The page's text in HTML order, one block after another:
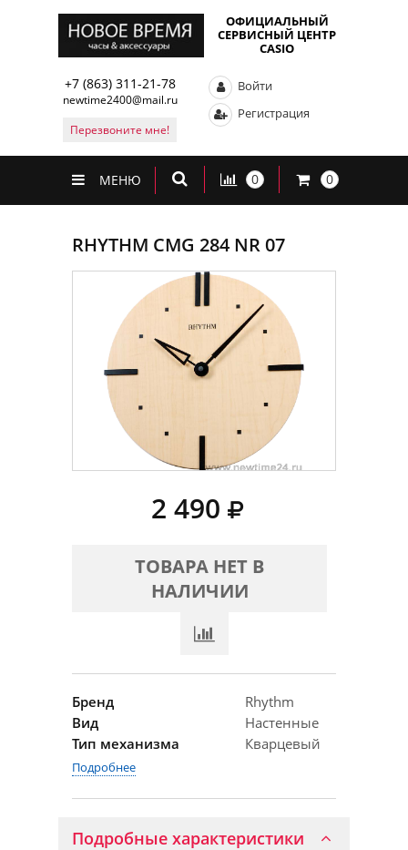
ОФИЦИАЛЬНЫЙ
СЕРВИСНЫЙ ЦЕНТР
CASIO
+7 (863) 311-21-78
newtime2400@mail.ru
Перезвоните мне!
Войти
Регистрация
МЕНЮ 0 0
RHYTHM CMG 284 NR 07
2 490
ТОВАРА НЕТ В
НАЛИЧИИ
Бренд
Rhythm
Вид
Настенные
Тип механизма
Кварцевый
Подробнее
Подробные характеристики